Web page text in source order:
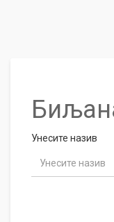
Унесите назив